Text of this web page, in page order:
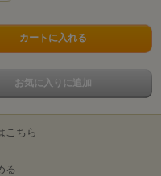
川茶【
こちら
る